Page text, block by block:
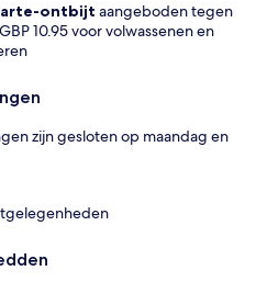
ontbijt aangeboden tegen
10.95 voor volwassenen en
zijn gesloten op maandag en